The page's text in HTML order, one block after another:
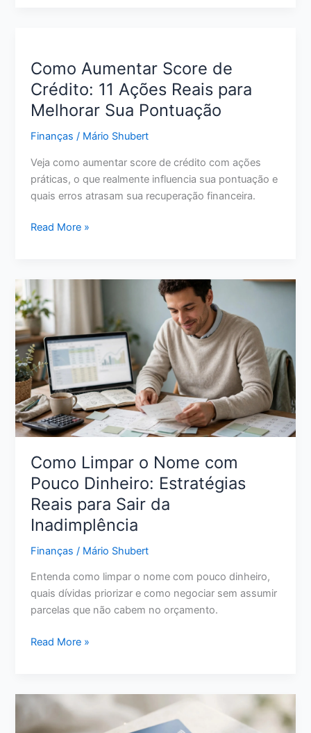
Dinheiro:
O
Que
Avaliar
de
Escolher
em
2026
Como Aumentar Score de
Crédito: 11 Ações Reais para
Melhorar Sua Pontuação
Finanças / Mário Shubert
Veja como aumentar score de crédito com ações
práticas, o que realmente influencia sua pontuação e
quais erros atrasam sua recuperação financeira.
Como
de
Crédito:
11
Ações
Reais
para
Melhorar
Sua
Pontuação
Read More »
Como Limpar o Nome com
Pouco Dinheiro: Estratégias
Reais para Sair da
Inadimplência
Finanças / Mário Shubert
Entenda como limpar o nome com pouco dinheiro,
quais dívidas priorizar e como negociar sem assumir
parcelas que não cabem no orçamento.
Como
Nome
Pouco
Read More »